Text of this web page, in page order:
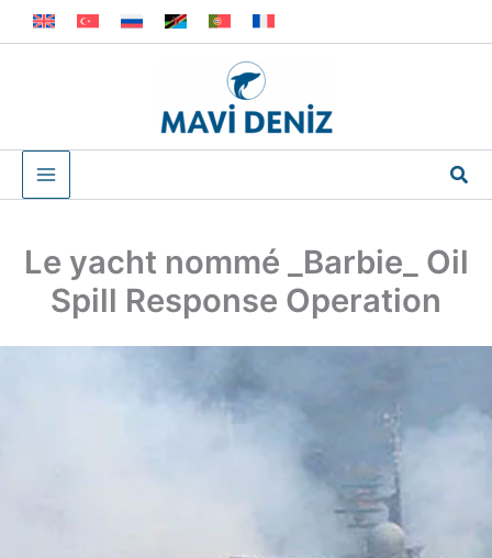
au
Le yacht nommé _Barbie_ Oil
Spill Response Operation